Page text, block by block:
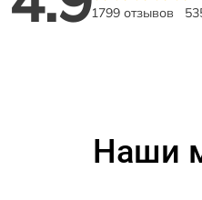
1799 отзывов
Наши